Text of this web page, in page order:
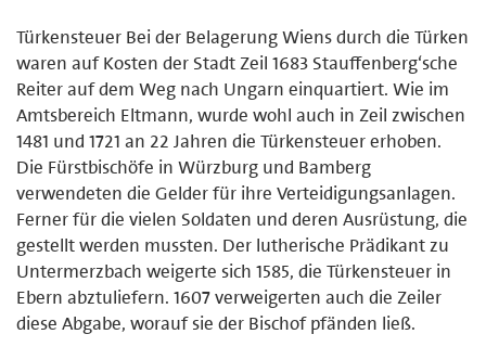
Türkensteuer Bei der Belagerung Wiens durch die Türken
waren auf Kosten der Stadt Zeil 1683 Stauffenberg‘sche
Reiter auf dem Weg nach Ungarn einquartiert. Wie im
Amtsbereich Eltmann, wurde wohl auch in Zeil zwischen
1481 und 1721 an 22 Jahren die Türkensteuer erhoben.
Die Fürstbischöfe in Würzburg und Bamberg
verwendeten die Gelder für ihre Verteidigungsanlagen.
Ferner für die vielen Soldaten und deren Ausrüstung, die
gestellt werden mussten. Der lutherische Prädikant zu
Untermerzbach weigerte sich 1585, die Türkensteuer in
Ebern abztuliefern. 1607 verweigerten auch die Zeiler
diese Abgabe, worauf sie der Bischof pfänden ließ.